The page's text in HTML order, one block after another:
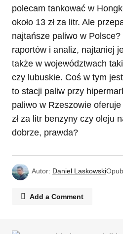
polecam tankować w
około 13 zł za litr. Ale
najtańsze paliwo w Polsce?
raportów i analiz, najtaniej
także w województwach
czy lubuskie. Coś w tym
to stacji paliw przy
paliwo w Rzeszowie
zł za litr benzyny czy oleju
dobrze, prawda?
Autor: Daniel Laskowski
Add a Comment